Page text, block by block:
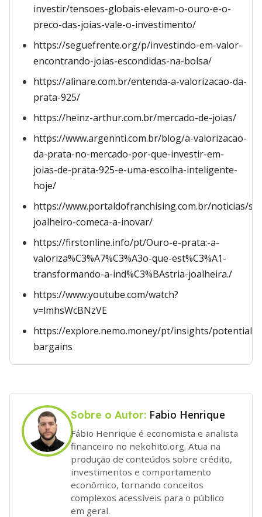
investir/tensoes-globais-elevam-o-ouro-e-o-
preco-das-joias-vale-o-investimento/
https://seguefrente.org/p/investindo-em-valor-
encontrando-joias-escondidas-na-bolsa/
https://alinare.com.br/entenda-a-valorizacao-da-
prata-925/
https://heinz-arthur.com.br/mercado-de-joias/
https://www.argennti.com.br/blog/a-valorizacao-
da-prata-no-mercado-por-que-investir-em-
joias-de-prata-925-e-uma-escolha-inteligente-
hoje/
https://www.portaldofranchising.com.br/noticias/
joalheiro-comeca-a-inovar/
https://firstonline.info/pt/Ouro-e-prata:-a-
valoriza%C3%A7%C3%A3o-que-est%C3%A1-
transformando-a-ind%C3%BAstria-joalheira./
https://www.youtube.com/watch?
v=lmhsWcBNzVE
https://explore.nemo.money/pt/insights/potential-
bargains
Sobre o Autor: Fabio Henrique
Fábio Henrique é economista e analista
financeiro no nekohito.org. Atua na
produção de conteúdos sobre crédito,
investimentos e comportamento
econômico, tornando conceitos
complexos acessíveis para o público
em geral.